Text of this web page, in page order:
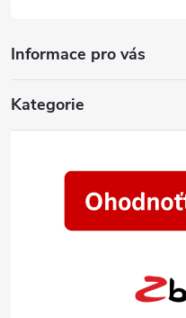
Informace pro vás
Kategorie